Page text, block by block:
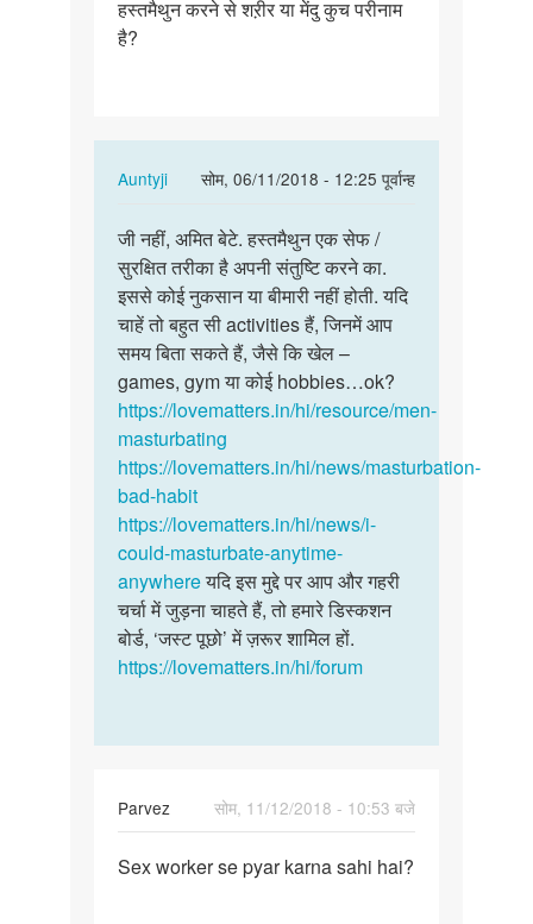
हस्तमैथुन
करने
हस्तमैथुन करने से शऱीर या मेंदु कुच परीनाम
है?
Auntyji
सोम, 06/11/2018 - 12:25 पूर्वान्ह
In
to
हस्तमैथुन
करने
से
शऱीर
या…
by
Amit
जी
नहीं,
अमित
बेटे…
जी नहीं, अमित बेटे. हस्तमैथुन एक सेफ /
सुरक्षित तरीका है अपनी संतुष्टि करने का.
इससे कोई नुकसान या बीमारी नहीं होती. यदि
चाहें तो बहुत सी activities हैं, जिनमें आप
समय बिता सकते हैं, जैसे कि खेल –
games, gym या कोई hobbies…ok?
https://lovematters.in/hi/resource/men-
masturbating
https://lovematters.in/hi/news/masturbation-
bad-habit
https://lovematters.in/hi/news/i-
could-masturbate-anytime-
anywhereयदि इस मुद्दे पर आप और गहरी
चर्चा में जुड़ना चाहते हैं, तो हमारे डिस्कशन
बोर्ड, ‘जस्ट पूछो’ में ज़रूर शामिल हों.
https://lovematters.in/hi/forum
Parvez
सोम, 11/12/2018 - 10:53 बजे
Sex
Sex worker se pyar karna sahi hai?